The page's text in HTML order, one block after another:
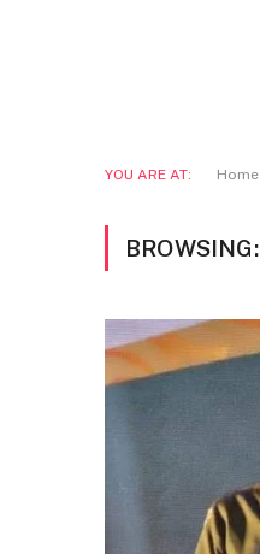
YOU ARE AT: Home
BROWSING: